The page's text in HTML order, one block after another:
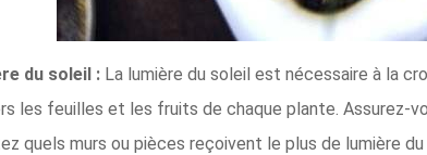
du soleil : La lumière du soleil est nécessaire à la
les feuilles et les fruits de chaque plante. Assurez-
quels murs ou pièces reçoivent le plus de lumière